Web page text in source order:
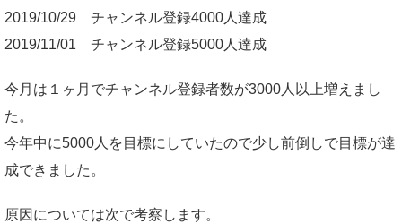
2019/10/29 チャンネル登録4000人達成
2019/11/01 チャンネル登録5000人達成
今月は１ヶ月でチャンネル登録者数が3000人以上増えまし
た。
今年中に5000人を目標にしていたので少し前倒しで目標が達
成できました。
原因については次で考察します。